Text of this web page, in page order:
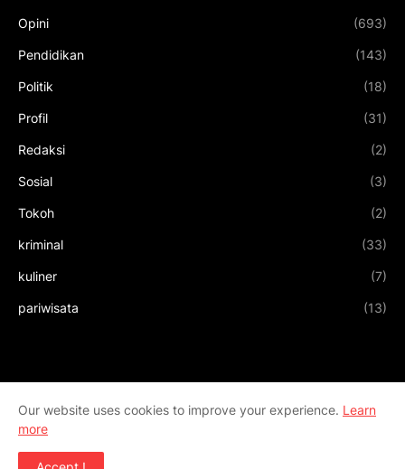
Opini (693)
Pendidikan (143)
Politik (18)
Profil (31)
Redaksi (2)
Sosial (3)
Tokoh (2)
kriminal (33)
kuliner (7)
pariwisata (13)
Our website uses cookies to improve your experience. Learn
more